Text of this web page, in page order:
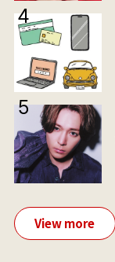
View more